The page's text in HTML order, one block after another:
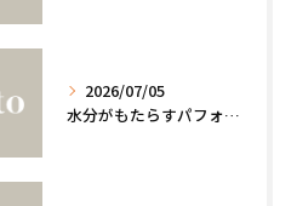
2026/07/05
水分がもたらすパフォーマンスへの影響